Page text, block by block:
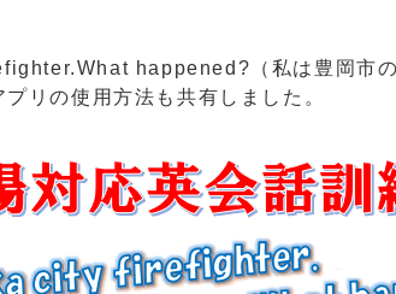
happened?（私は豊岡市の
リの使用方法も共有しました。